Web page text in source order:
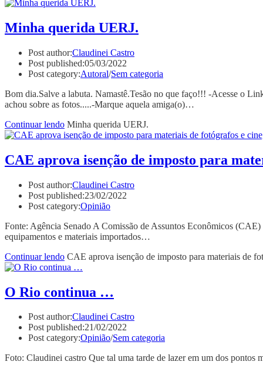
Minha querida UERJ.
Post author:Claudinei Castro
Post published:05/03/2022
Post category:Autoral/Sem categoria
Bom dia.Salve a labuta. Namastê.Tesão no que faço!!! -Acesse o
achou sobre as fotos.....-Marque aquela amiga(o)…
Continuar lendo Minha querida UERJ.
CAE aprova isenção de imposto para
Post author:Claudinei Castro
Post published:23/02/2022
Post category:Opinião
Fonte: Agência Senado A Comissão de Assuntos Econômicos
equipamentos e materiais importados…
Continuar lendo CAE aprova isenção de imposto para materiais de
O Rio continua …
Post author:Claudinei Castro
Post published:21/02/2022
Post category:Opinião/Sem categoria
Foto: Claudinei castro Que tal uma tarde de lazer em um dos